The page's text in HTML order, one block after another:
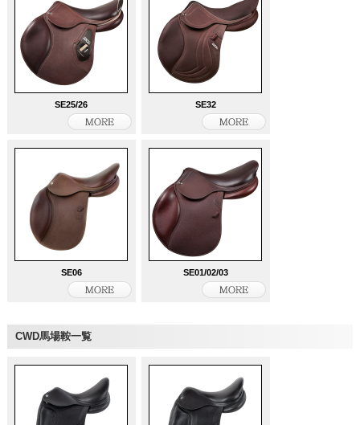
SE25/26 SE32
SE06 SE01/02/03
CWD馬場鞍一覧